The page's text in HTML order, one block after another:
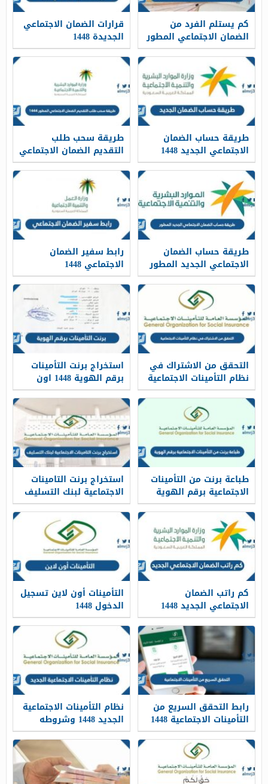
كم يستلم الفرد من
الضمان الاجتماعي المطور
1448
قرارات الضمان الاجتماعي
الجديدة 1448
طريقة حساب الضمان
الاجتماعي الجديد 1448
وشروط الاستحقاق
طريقة سحب طلب
التقديم الضمان الاجتماعي
المطور 1448
طريقة حساب الضمان
الاجتماعي الجديد المطور
1448
رابط سفير الضمان
الاجتماعي 1448
التحقق من الاشتراك في
نظام التأمينات الاجتماعية
1448
استخراج برنت التأمينات
برقم الهوية 1448 اون
لاين
طباعة برنت من التأمينات
الاجتماعية برقم الهوية
1448
استخراج برنت التامينات
الاجتماعية لبنك التسليف
1448 الرابط والخطوات
كم راتب الضمان
الاجتماعي الجديد 1448
التأمينات أون لاين تسجيل
الدخول 1448
رابط التحقق السريع من
التأمينات الاجتماعية 1448
نظام التأمينات الاجتماعية
الجديد 1448 وشروطه